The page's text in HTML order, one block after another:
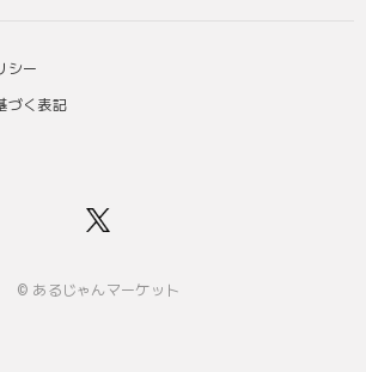
シー
づく表記
© あるじゃんマーケット